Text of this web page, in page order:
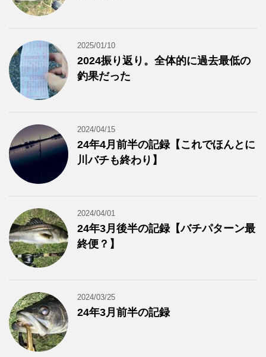
2025/01/10
2024振り返り。全体的に過去最低の
釣果だった
2024/04/15
24年4月前半の記録【これでほんとに
川バチも終わり】
2024/04/01
24年3月後半の記録【バチパターン最
終便？】
2024/03/25
24年3月前半の記録